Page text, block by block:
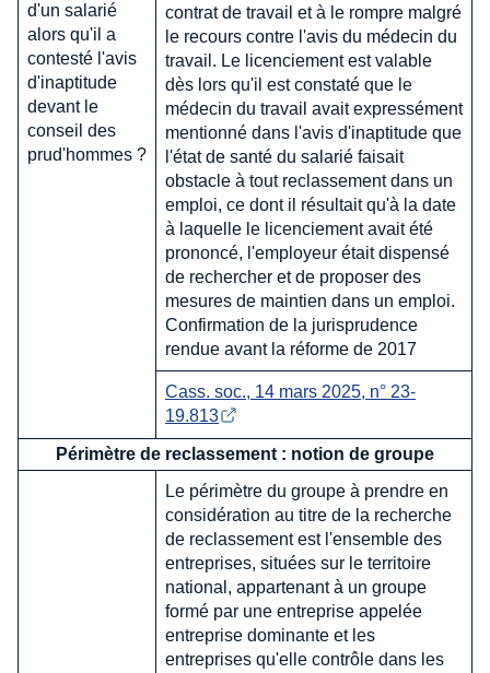
d'un salarié
alors qu'il a
contesté l'avis
d'inaptitude
devant le
conseil des
prud'hommes ?
contrat de travail et à le rompre malgré
le recours contre l'avis du médecin du
travail. Le licenciement est valable
dès lors qu'il est constaté que le
médecin du travail avait expressément
mentionné dans l'avis d'inaptitude que
l'état de santé du salarié faisait
obstacle à tout reclassement dans un
emploi, ce dont il résultait qu'à la date
à laquelle le licenciement avait été
prononcé, l'employeur était dispensé
de rechercher et de proposer des
mesures de maintien dans un emploi.
Confirmation de la jurisprudence
rendue avant la réforme de 2017
Cass. soc., 14 mars 2025, n° 23-
19.813
Périmètre de reclassement : notion de groupe
Le périmètre du groupe à prendre en
considération au titre de la recherche
de reclassement est l'ensemble des
entreprises, situées sur le territoire
national, appartenant à un groupe
formé par une entreprise appelée
entreprise dominante et les
entreprises qu'elle contrôle dans les